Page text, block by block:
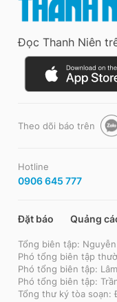
Đọc Thanh Niên
Theo dõi báo trên
Hotline
0906 645 777
Đặt báo Quảng
Tổng biên tập:
Phó tổng biên tập
Phó tổng biên tập:
Phó tổng biên tập:
Tổng thư ký tòa soạn: